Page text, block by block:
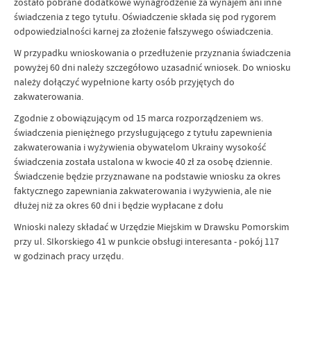
świadczenia z tego tytułu. Oświadczenie składa się pod rygorem
odpowiedzialności karnej za złożenie fałszywego oświadczenia.
W przypadku wnioskowania o przedłużenie przyznania świadczenia
powyżej 60 dni należy szczegółowo uzasadnić wniosek. Do wniosku
należy dołączyć wypełnione karty osób przyjętych do
zakwaterowania.
Zgodnie z obowiązującym od 15 marca rozporządzeniem ws.
świadczenia pieniężnego przysługującego z tytułu zapewnienia
zakwaterowania i wyżywienia obywatelom Ukrainy wysokość
świadczenia została ustalona w kwocie 40 zł za osobę dziennie.
Świadczenie będzie przyznawane na podstawie wniosku za okres
faktycznego zapewniania zakwaterowania i wyżywienia, ale nie
dłużej niż za okres 60 dni i będzie wypłacane z dołu
Wnioski nalezy składać w Urzędzie Miejskim w Drawsku Pomorskim
przy ul. SIkorskiego 41 w punkcie obsługi interesanta - pokój 117
w godzinach pracy urzędu.